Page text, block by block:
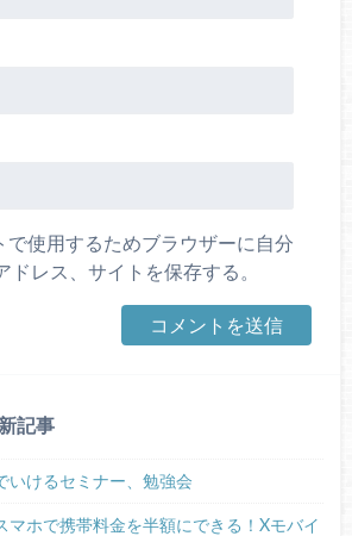
で使用するためブラウザーに自分
ドレス、サイトを保存する。
記事
いけるセミナー、勉強会
マホで携帯料金を半額にできる！Xモバイ